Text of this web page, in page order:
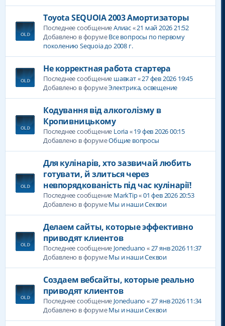
Toyota SEQUOIA 2003 Амортизаторы
Последнее сообщениеАлиас«21 май 2026 21:52
Добавлено в форумеВсе вопросы по первому
поколению Sequoia до 2008 г.
Не корректная работа стартера
Последнее сообщение шавкат«27 фев 2026 19:45
Добавлено в форумеЭлектрика, освещение
Кодування від алкоголізму в
Кропивницькому
Последнее сообщение Loria«19 фев 2026 00:15
Добавлено в форумеОбщие вопросы
Для кулінарів, хто зазвичай любить
готувати, й злиться через
невпорядкованість під час кулінарії!
Последнее сообщение MarkTip«01 фев 2026 20:53
Добавлено в форумеМы и наши Секвои
Делаем сайты, которые эффективно
приводят клиентов
Последнее сообщение Joneduano « 27 янв 2026 11:37
Добавлено в форумеМы и наши Секвои
Создаем вебсайты, которые реально
приводят клиентов
Последнее сообщение Joneduano « 27 янв 2026 11:34
Добавлено в форумеМы и наши Секвои